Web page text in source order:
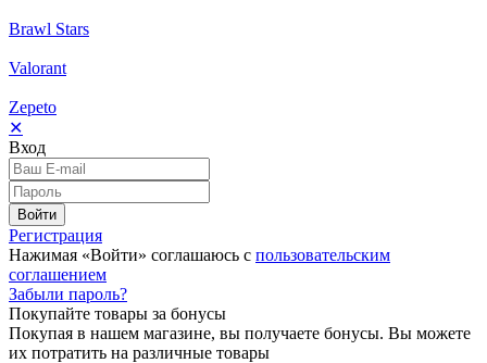
Brawl Stars
Valorant
Zepeto
✕
Вход
Войти
Регистрация
Нажимая «Войти» соглашаюсь с пользовательским
соглашением
Забыли пароль?
Покупайте товары за бонусы
Покупая в нашем магазине, вы получаете бонусы. Вы можете
их потратить на различные товары